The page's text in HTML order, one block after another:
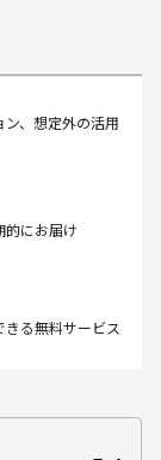
、想定外の活用
的にお届け
る無料サービス